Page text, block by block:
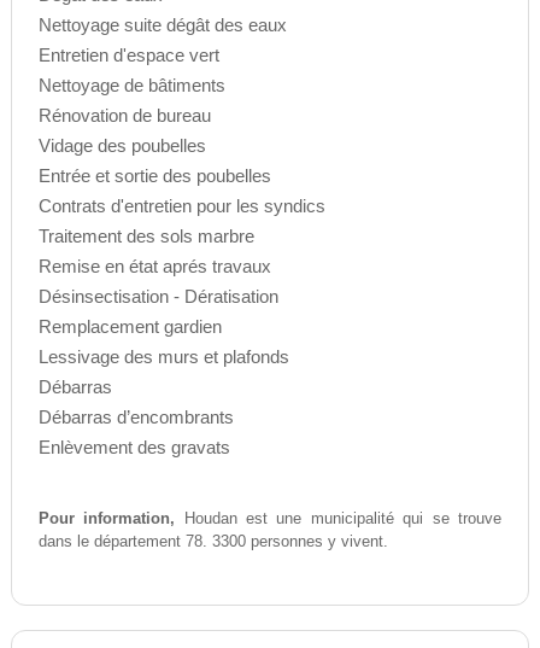
Nettoyage suite dégât des eaux
Entretien d'espace vert
Nettoyage de bâtiments
Rénovation de bureau
Vidage des poubelles
Entrée et sortie des poubelles
Contrats d'entretien pour les syndics
Traitement des sols marbre
Remise en état aprés travaux
Désinsectisation - Dératisation
Remplacement gardien
Lessivage des murs et plafonds
Débarras
Débarras d’encombrants
Enlèvement des gravats
Pour information, Houdan est une municipalité qui se trouve
dans le département 78. 3300 personnes y vivent.